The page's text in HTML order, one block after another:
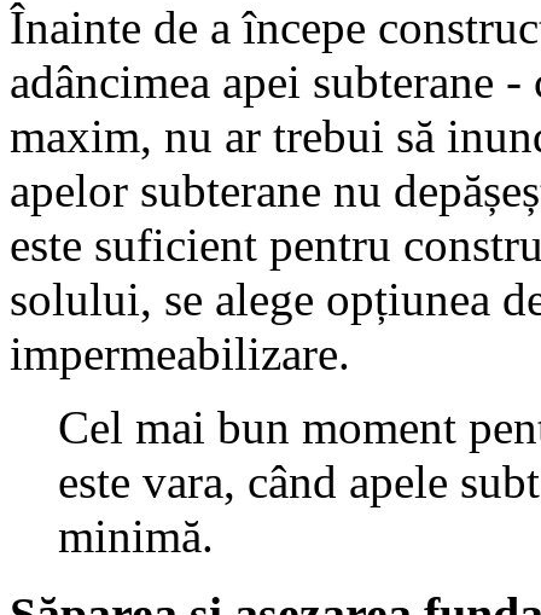
Înainte de a începe
adâncimea apei subterane
maxim, nu ar trebui să
apelor subterane nu
este suficient pentru
solului, se alege opțiunea
impermeabilizare.
Cel mai bun moment
este vara, când apele
minimă.